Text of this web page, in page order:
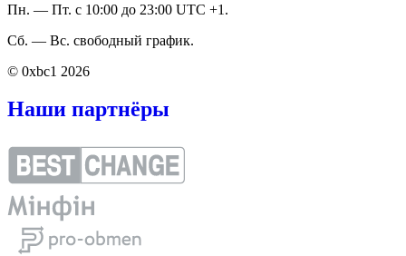
Пн. — Пт. с 10:00 до 23:00 UTC +1.
Сб. — Вс. свободный график.
© 0xbc1 2026
Наши партнёры